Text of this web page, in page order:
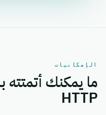
الإمكانيات
HTTP